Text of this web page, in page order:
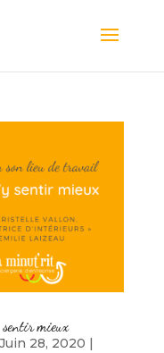
sentir mieux
Juin 28, 2020 |